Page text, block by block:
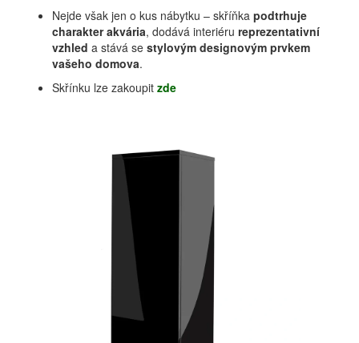
Nejde však jen o kus nábytku – skříňka podtrhuje
charakter akvária, dodává interiéru reprezentativní
vzhled a stává se stylovým designovým prvkem
vašeho domova.
Skřínku lze zakoupit zde